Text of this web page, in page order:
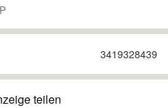
3419328439
teilen